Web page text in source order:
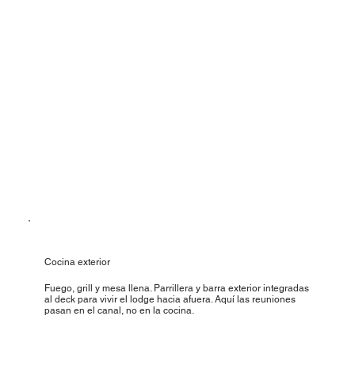
Cocina exterior
Fuego, grill y mesa llena. Parrillera y barra exterior integradas
al deck para vivir el lodge hacia afuera. Aquí las reuniones
pasan en el canal, no en la cocina.